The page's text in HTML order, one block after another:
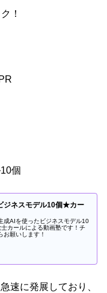
！
PR
個
ジネスモデル10個★カー
AIを使ったビジネスモデル10
カールによる動画塾です！チ
お願いします！
速に発展しており、